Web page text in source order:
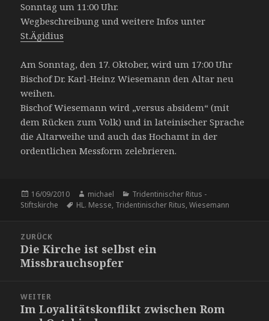
Sonntag um 11:00 Uhr.
Wegbeschreibung und weitere Infos unter
St.Ägidius
Am Sonntag, den 17. Oktober, wird um 17:00 Uhr
Bischof Dr. Karl-Heinz Wiesemann den Altar neu
weihen.
Bischof Wiesemann wird „versus absidem“ (mit
dem Rücken zum Volk) und in lateinischer Sprache
die Altarweihe und auch das Hochamt in der
ordentlichen Messform zelebrieren.
Veröffentlicht
am
16/09/2010 Autor
michael Kategorien
Tridentinischer Ritus -
Stiftskirche
Schlagwörter
HL. Messe, Tridentinischer Ritus,Wiesemann
ZURÜCK
Vorheriger
Beitrag:
Die Kirche ist selbst ein
Missbrauchsopfer
WEITER
Nächster
Im Loyalitätskonflikt zwischen Rom